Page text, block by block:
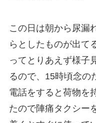
この日は朝から尿漏
らとしたものが出て
ってとりあえず様子
るので、15時頃念の
電話をすると荷物を
たので陣痛タクシー